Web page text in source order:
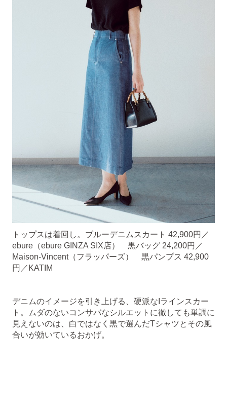
トップスは着回し。ブルーデニムスカート 42,900円／
ebure（ebure GINZA SIX店） 黒バッグ 24,200円／
Maison-Vincent（フラッパーズ） 黒パンプス 42,900
円／KATIM
デニムのイメージを引き上げる、硬派なIラインスカー
ト。ムダのないコンサバなシルエットに徹しても単調に
見えないのは、白ではなく黒で選んだTシャツとその風
合いが効いているおかげ。